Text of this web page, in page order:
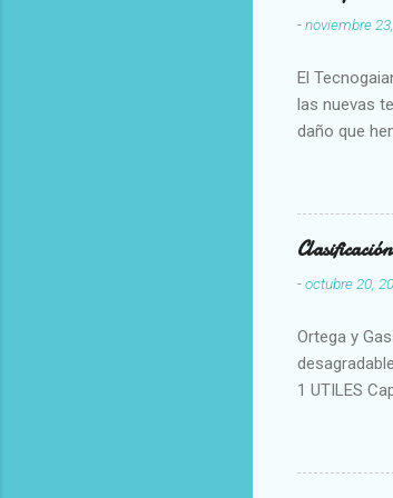
-noviembre
El
las nuevas
daño que
-octubre 20,
Ortega y
1 UTILES